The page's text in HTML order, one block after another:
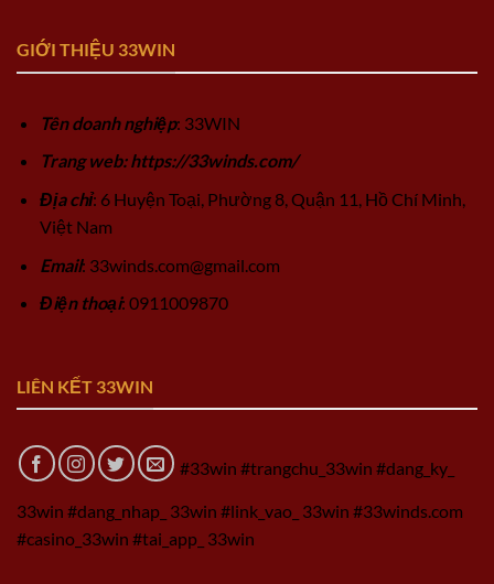
GIỚI THIỆU 33WIN
Tên doanh nghiệp: 33WIN
Trang web: https://33winds.com/
Địa chỉ: 6 Huyện Toại, Phường 8, Quận 11, Hồ Chí Minh,
Việt Nam
Email: 33winds.com@gmail.com
Điện thoại: 0911009870
LIÊN KẾT 33WIN
#33win #trangchu_33win #dang_ky_
33win #dang_nhap_ 33win #link_vao_ 33win #33winds.com
#casino_33win #tai_app_ 33win